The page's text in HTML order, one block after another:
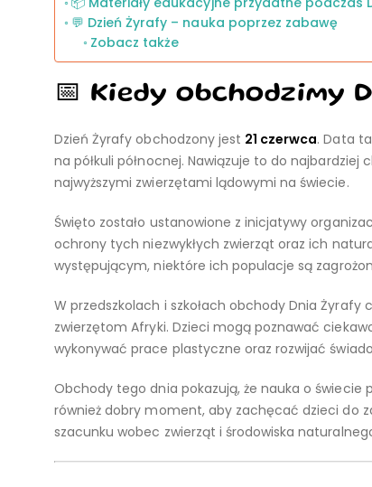
💬 Dzień Żyrafy – nauka poprzez zabawę
Zobacz także
📅 Kiedy obchodzimy
Dzień Żyrafy obchodzony jest 21 czerwca. Data
na półkuli północnej. Nawiązuje to do
najwyższymi zwierzętami lądowymi na świecie.
Święto zostało ustanowione z inicjatywy
ochrony tych niezwykłych zwierząt oraz ich
występującym, niektóre ich populacje są
W przedszkolach i szkołach obchody Dnia
zwierzętom Afryki. Dzieci mogą poznawać
wykonywać prace plastyczne oraz rozwijać
Obchody tego dnia pokazują, że nauka o świecie
również dobry moment, aby zachęcać dzieci do
szacunku wobec zwierząt i środowiska